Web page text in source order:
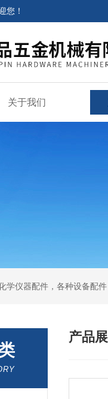
您！
关于我们
学仪器配件，各种设备配件
产品